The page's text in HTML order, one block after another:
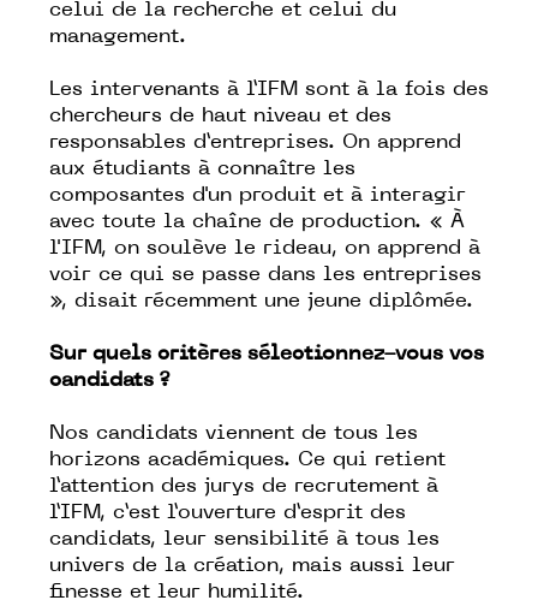
celui de la recherche et celui du
management.
Les intervenants à l’IFM sont à la fois des
chercheurs de haut niveau et des
responsables d’entreprises. On apprend
aux étudiants à connaître les
composantes d'un produit et à interagir
avec toute la chaîne de production. « À
l'IFM, on soulève le rideau, on apprend à
voir ce qui se passe dans les entreprises
», disait récemment une jeune diplômée.
Sur quels critères sélectionnez-vous vos
candidats ?
Nos candidats viennent de tous les
horizons académiques. Ce qui retient
l’attention des jurys de recrutement à
l’IFM, c’est l’ouverture d’esprit des
candidats, leur sensibilité à tous les
univers de la création, mais aussi leur
finesse et leur humilité.